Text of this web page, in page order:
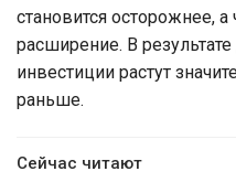
становится осторожнее,
расширение. В
инвестиции растут
раньше.
Сейчас читают